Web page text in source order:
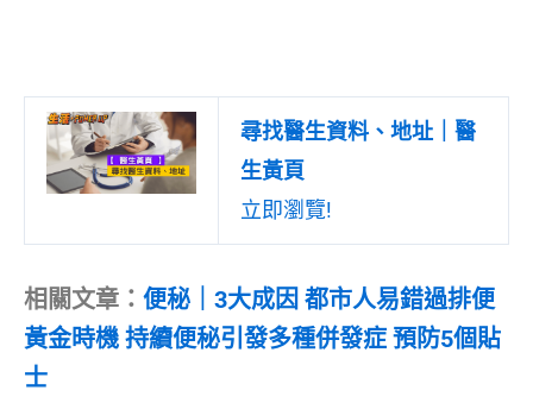
尋找醫生資料、地址｜醫
生黃頁
立即瀏覽!
相關文章： 便秘｜3大成因 都市人易錯過排便
黃金時機 持續便秘引發多種併發症 預防5個貼
士